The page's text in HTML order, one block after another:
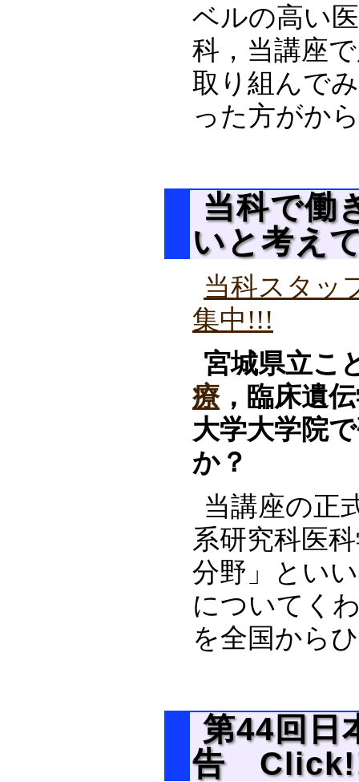
ベルの高い
科，当講座
取り組んで
った方がか
当科で働
いと考え
当科スタッ
集中!!!
宮城県立こ
療，臨床遺
大学大学院
か？
当講座の正
系研究科医
分野」とい
についてく
を全国か
第44回日
告